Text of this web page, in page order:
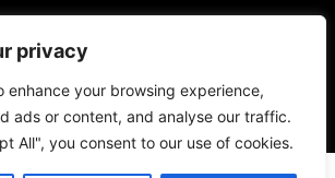
privacy
enhance your browsing experience,
ads or content, and analyse our traffic.
All", you consent to our use of cookies.
Infos+. All Rights Reserved.